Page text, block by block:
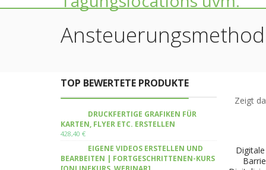
Zeigt
TOP BEWERTETE PRODUKTE
DRUCKFERTIGE GRAFIKEN FÜR
KARTEN, FLYER ETC. ERSTELLEN
428,40 €
EIGENE VIDEOS ERSTELLEN UND
BEARBEITEN | FORTGESCHRITTENEN-KURS